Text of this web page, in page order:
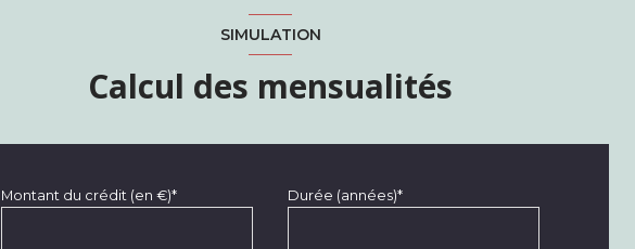
SIMULATION
Calcul des mensualités
Montant du crédit (en €)* Durée (années)*